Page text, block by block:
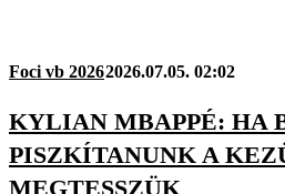
Foci vb 20262026.07.05. 02:02
KYLIAN MBAPPÉ: HA
PISZKÍTANUNK A
MEGTESSZÜK